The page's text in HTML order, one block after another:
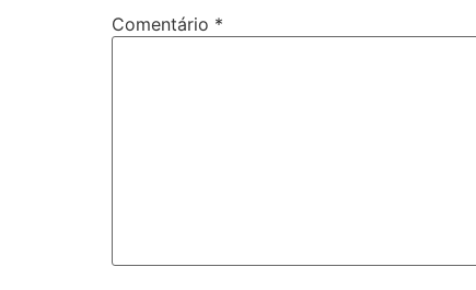
Comentário *